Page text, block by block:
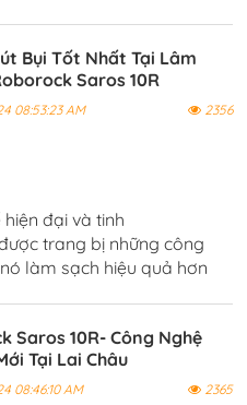
Bụi Tốt Nhất Tại Lâm
Saros 10R
08:53:23 AM 2356
đại và tinh
trang bị những công
làm sạch hiệu quả hơn
Saros 10R- Công Nghệ
Tại Lai Châu
08:46:10 AM 2365